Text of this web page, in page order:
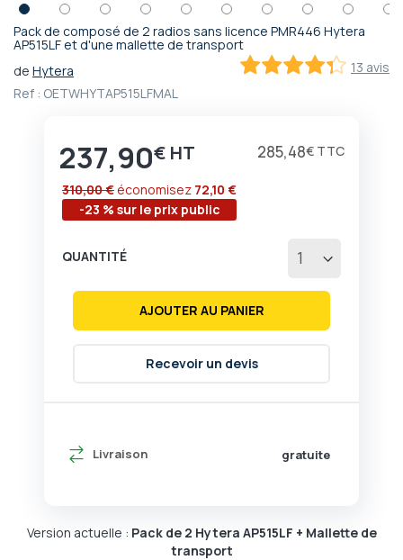
Pack de composé de 2 radios sans licence PMR446 Hytera
AP515LF et d'une mallette de transport
13 avis
de Hytera
Ref : OETWHYTAP515LFMAL
Livraison gratuite
237,90€ 285,48€
-23 % sur le prix public
310,00 € économisez 72,10 €
QUANTITÉ
AJOUTER AU PANIER
Recevoir un devis
Version actuelle : Pack de 2 Hytera AP515LF + Mallette de
transport
Passer
début
de
d’images